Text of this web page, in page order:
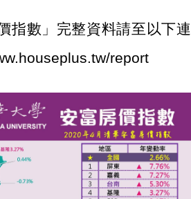
指數」完整資料請至以下連
report